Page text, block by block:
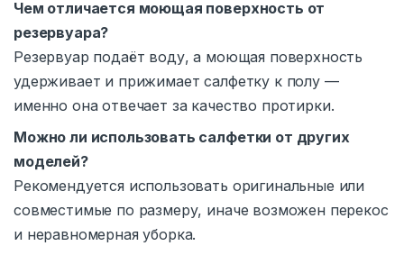
Чем отличается моющая поверхность от
резервуара?
Резервуар подаёт воду, а моющая поверхность
удерживает и прижимает салфетку к полу —
именно она отвечает за качество протирки.
Можно ли использовать салфетки от других
моделей?
Рекомендуется использовать оригинальные или
совместимые по размеру, иначе возможен перекос
и неравномерная уборка.